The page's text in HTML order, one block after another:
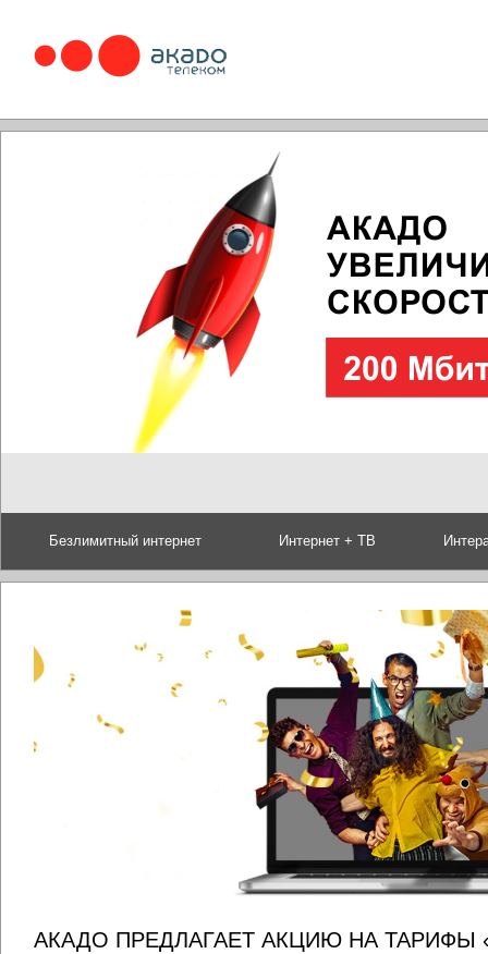
Безлимитный интернет Интернет + ТВ
АКАДО ПРЕДЛАГАЕТ АКЦИЮ НА